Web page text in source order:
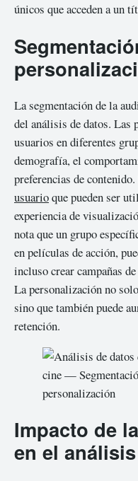
únicos que acceden a un
La segmentación de la
del análisis de datos. Las
usuarios en diferentes
demografía, el
preferencias de
usuarioque pueden ser
experiencia de
nota que un grupo
en películas de acción,
incluso crear campañas
La personalización no
sino que también puede
retención.
Impacto de
en el